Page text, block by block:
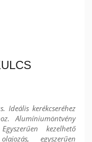
Ideális kerékcseréhez
Alumíniumöntvény
kezelhető
egyszerűen